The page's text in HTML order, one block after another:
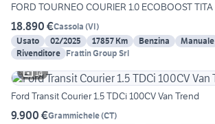
FORD TOURNEO COURIER 1.0 ECOBOOST TITA
18.890 €Cassola (VI)
Usato
02/2025 17857 Km Benzina Manuale
Rivenditore Frattin Group Srl
14
Ford Transit Courier 1.5 TDCi 100CV Van Trend
9.900 €Grammichele(CT)